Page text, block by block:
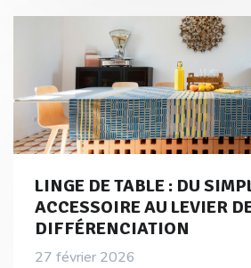
LINGE DE TABLE : DU
ACCESSOIRE AU LEVIER
DIFFÉRENCIATION
27 février 2026